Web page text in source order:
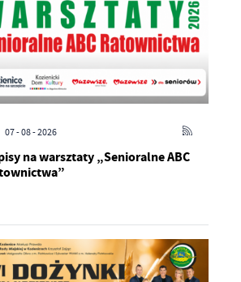
07 - 08 - 2026
na warsztaty „Senioralne ABC